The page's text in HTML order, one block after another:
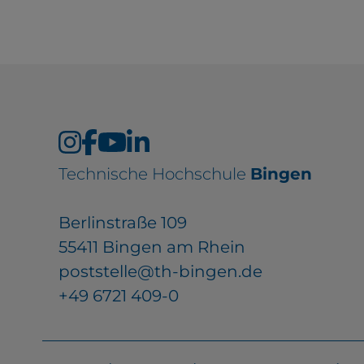
Technische Hochschule Bingen
Berlinstraße 109
55411 Bingen am Rhein
poststelle@th-bingen.de
+49 6721 409-0
durch Drittanbieter, bspw. über das
externer Videos, Standortdaten oder
YouTube
ChatBot